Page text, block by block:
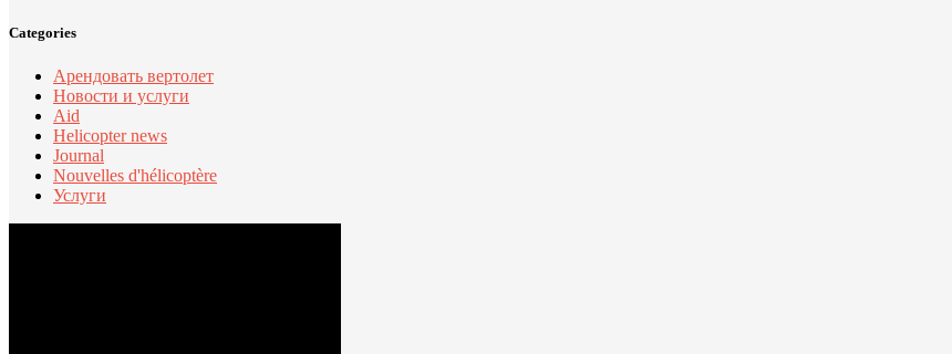
Categories
Арендовать вертолет
Новости и услуги
Aid
Helicopter news
Journal
Nouvelles d'hélicoptère
Услуги